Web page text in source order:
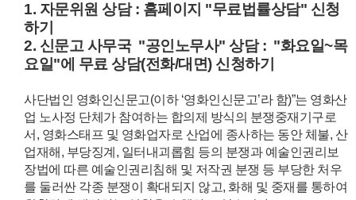
1. 자문위원 상담 : 홈페이지 "무료법률상담" 신청
하기
2. 신문고 사무국 "공인노무사" 상담 : "화요일~목
요일"에 무료 상담(전화/대면) 신청하기
사단법인 영화인신문고(이하 ‘영화인신문고’라 함)”는 영화산
업 노사정 단체가 참여하는 합의제 방식의 분쟁중재기구로
서, 영화스태프 및 영화업자로 산업에 종사하는 동안 체불, 산
업재해, 부당징계, 일터내괴롭힘 등의 분쟁과 예술인권리보
장법에 따른 예술인권리침해 및 저작권 분쟁 등 부당한 처우
를 둘러싼 각종 분쟁이 확대되지 않고, 화해 및 중재를 통하여